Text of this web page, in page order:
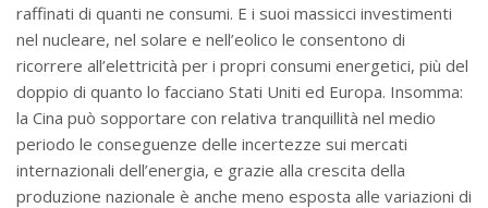
raffinati di quanti ne consumi. E i suoi massicci investimenti
nel nucleare, nel solare e nell’eolico le consentono di
ricorrere all’elettricità per i propri consumi energetici, più del
doppio di quanto lo facciano Stati Uniti ed Europa. Insomma:
la Cina può sopportare con relativa tranquillità nel medio
periodo le conseguenze delle incertezze sui mercati
internazionali dell’energia, e grazie alla crescita della
produzione nazionale è anche meno esposta alle variazioni di